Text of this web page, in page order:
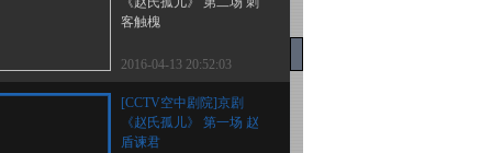
客触槐
2016-04-13 20:52:03
[CCTV空中剧院]京剧
《赵氏孤儿》 第一场 赵
盾谏君